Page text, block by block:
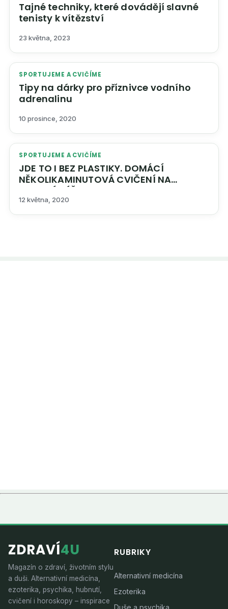
Tajné techniky, které dovádějí slavné
tenisty k vítězství
23 května, 2023
SPORTUJEME A CVIČÍME
Tipy na dárky pro příznivce vodního
adrenalinu
10 prosince, 2020
SPORTUJEME A CVIČÍME
JDE TO I BEZ PLASTIKY. DOMÁCÍ
NĚKOLIKAMINUTOVÁ CVIČENÍ NA
POVISLÁ VÍČKA
12 května, 2020
ZDRAVÍ4U
Magazín o zdraví, životním stylu
a duši. Alternativní medicína,
ezoterika, psychika, hubnutí,
cvičení i horoskopy – inspirace
RUBRIKY
Alternativní medicína
Ezoterika
Duše a psychika